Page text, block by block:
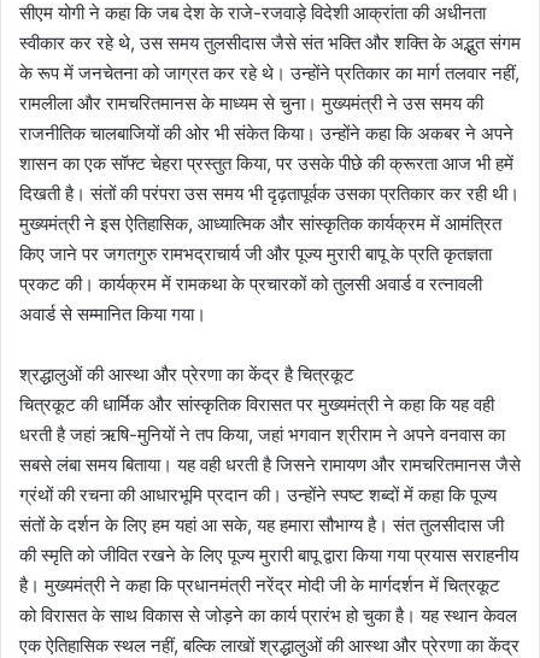
सीएम योगी ने कहा कि जब देश के राजे-रजवाड़े विदेशी आक्रांता की अधीनता
स्वीकार कर रहे थे, उस समय तुलसीदास जैसे संत भक्ति और शक्ति के अद्भुत संगम
के रूप में जनचेतना को जाग्रत कर रहे थे। उन्होंने प्रतिकार का मार्ग तलवार नहीं,
रामलीला और रामचरितमानस के माध्यम से चुना। मुख्यमंत्री ने उस समय की
राजनीतिक चालबाजियों की ओर भी संकेत किया। उन्होंने कहा कि अकबर ने अपने
शासन का एक सॉफ्ट चेहरा प्रस्तुत किया, पर उसके पीछे की क्रूरता आज भी हमें
दिखती है। संतों की परंपरा उस समय भी दृढ़तापूर्वक उसका प्रतिकार कर रही थी।
मुख्यमंत्री ने इस ऐतिहासिक, आध्यात्मिक और सांस्कृतिक कार्यक्रम में आमंत्रित
किए जाने पर जगतगुरु रामभद्राचार्य जी और पूज्य मुरारी बापू के प्रति कृतज्ञता
प्रकट की। कार्यक्रम में रामकथा के प्रचारकों को तुलसी अवार्ड व रत्नावली
अवार्ड से सम्मानित किया गया।
श्रद्धालुओं की आस्था और प्रेरणा का केंद्र है चित्रकूट
चित्रकूट की धार्मिक और सांस्कृतिक विरासत पर मुख्यमंत्री ने कहा कि यह वही
धरती है जहां ऋषि-मुनियों ने तप किया, जहां भगवान श्रीराम ने अपने वनवास का
सबसे लंबा समय बिताया। यह वही धरती है जिसने रामायण और रामचरितमानस जैसे
ग्रंथों की रचना की आधारभूमि प्रदान की। उन्होंने स्पष्ट शब्दों में कहा कि पूज्य
संतों के दर्शन के लिए हम यहां आ सके, यह हमारा सौभाग्य है। संत तुलसीदास जी
की स्मृति को जीवित रखने के लिए पूज्य मुरारी बापू द्वारा किया गया प्रयास सराहनीय
है। मुख्यमंत्री ने कहा कि प्रधानमंत्री नरेंद्र मोदी जी के मार्गदर्शन में चित्रकूट
को विरासत के साथ विकास से जोड़ने का कार्य प्रारंभ हो चुका है। यह स्थान केवल
एक ऐतिहासिक स्थल नहीं, बल्कि लाखों श्रद्धालुओं की आस्था और प्रेरणा का केंद्र